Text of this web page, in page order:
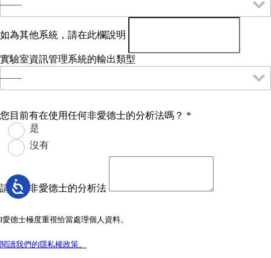
如為其他系統，請在此欄說明
實驗室資訊管理系統的輸出類型
您目前有在使用任何非愛德士的分析法嗎？ *
是
沒有
請列出非愛德士的分析法
I愛德士極度重視恰當處理個人資料。
閱讀我們的隱私權政策。